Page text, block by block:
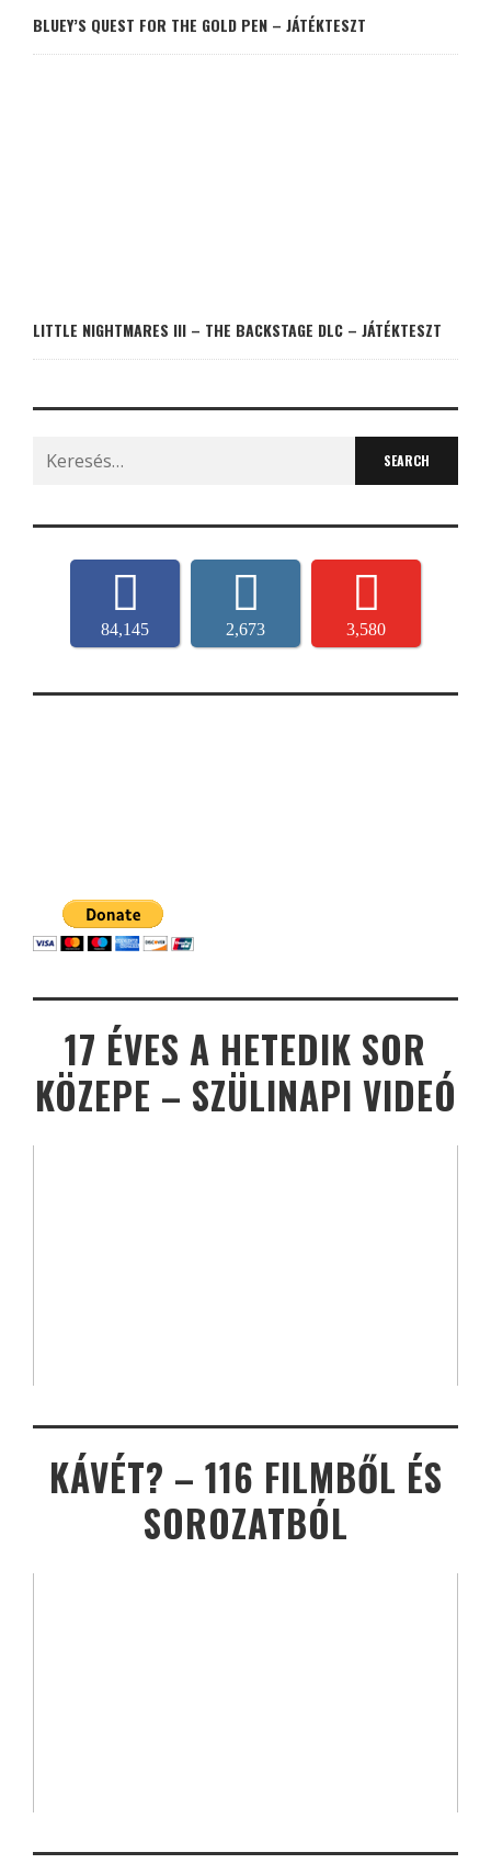
BLUEY’S QUEST FOR THE GOLD PEN – JÁTÉKTESZT
LITTLE NIGHTMARES III – THE BACKSTAGE DLC – JÁTÉKTESZT
Search
for:
84,145 2,673 3,580
17 ÉVES A HETEDIK SOR
KÖZEPE – SZÜLINAPI VIDEÓ
KÁVÉT? – 116 FILMBŐL ÉS
SOROZATBÓL